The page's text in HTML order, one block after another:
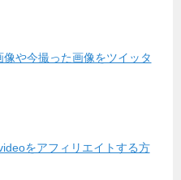
や今撮った画像をツイッタ
をアフィリエイトする方